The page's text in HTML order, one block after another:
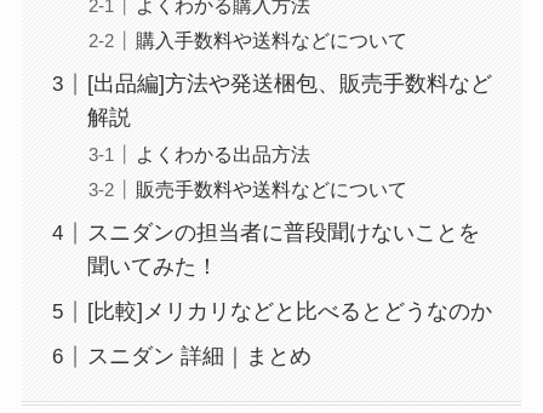
よくわかる購入方法
購入手数料や送料などについて
[出品編]方法や発送梱包、販売手数料など
解説
よくわかる出品方法
販売手数料や送料などについて
スニダンの担当者に普段聞けないことを
聞いてみた！
[比較]メリカリなどと比べるとどうなのか
スニダン 詳細｜まとめ